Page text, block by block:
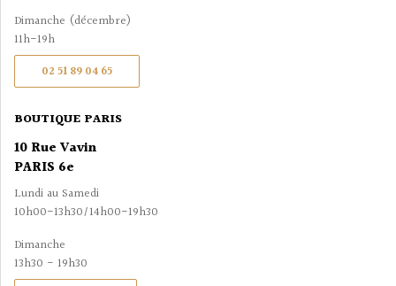
Dimanche (décembre)
11h-19h
02 51 89 04 65
BOUTIQUE PARIS
10 Rue Vavin
PARIS 6e
Lundi au Samedi
10h00-13h30/14h00-19h30
Dimanche
13h30 - 19h30